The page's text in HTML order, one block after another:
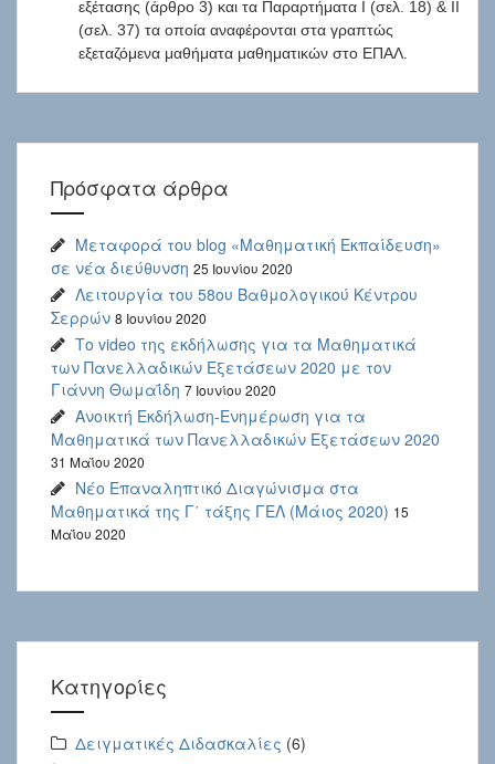
εξέτασης (άρθρο 3) και τα Παραρτήματα Ι (σελ. 18) & ΙΙ
(σελ. 37) τα οποία αναφέρονται στα γραπτώς
εξεταζόμενα μαθήματα μαθηματικών στο ΕΠΑΛ.
Πρόσφατα άρθρα
Μεταφορά του blog «Μαθηματική Εκπαίδευση»
σε νέα διεύθυνση 25 Ιουνίου 2020
Λειτουργία του 58ου Βαθμολογικού Κέντρου
Σερρών 8 Ιουνίου 2020
Το video της εκδήλωσης για τα Μαθηματικά
των Πανελλαδικών Εξετάσεων 2020 με τον
Γιάννη Θωμαΐδη 7 Ιουνίου 2020
Ανοικτή Εκδήλωση-Ενημέρωση για τα
Μαθηματικά των Πανελλαδικών Εξετάσεων 2020
31 Μαΐου 2020
Νέο Επαναληπτικό Διαγώνισμα στα
Μαθηματικά της Γ΄ τάξης ΓΕΛ (Μάιος 2020) 15
Μαΐου 2020
Kατηγορίες
Δειγματικές Διδασκαλίες (6)